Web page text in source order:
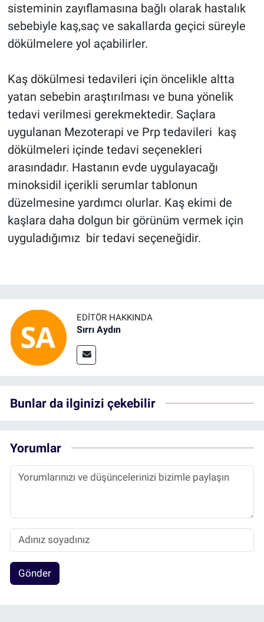
sisteminin zayıflamasına bağlı olarak hastalık
sebebiyle kaş,saç ve sakallarda geçici süreyle
dökülmelere yol açabilirler.
Kaş dökülmesi tedavileri için öncelikle altta
yatan sebebin araştırılması ve buna yönelik
tedavi verilmesi gerekmektedir. Saçlara
uygulanan Mezoterapi ve Prp tedavileri kaş
dökülmeleri içinde tedavi seçenekleri
arasındadır. Hastanın evde uygulayacağı
minoksidil içerikli serumlar tablonun
düzelmesine yardımcı olurlar. Kaş ekimi de
kaşlara daha dolgun bir görünüm vermek için
uyguladığımız bir tedavi seçeneğidir.
EDITÖR HAKKINDA
Sırrı Aydın
Bunlar da ilginizi çekebilir
Yorumlar
Gönder